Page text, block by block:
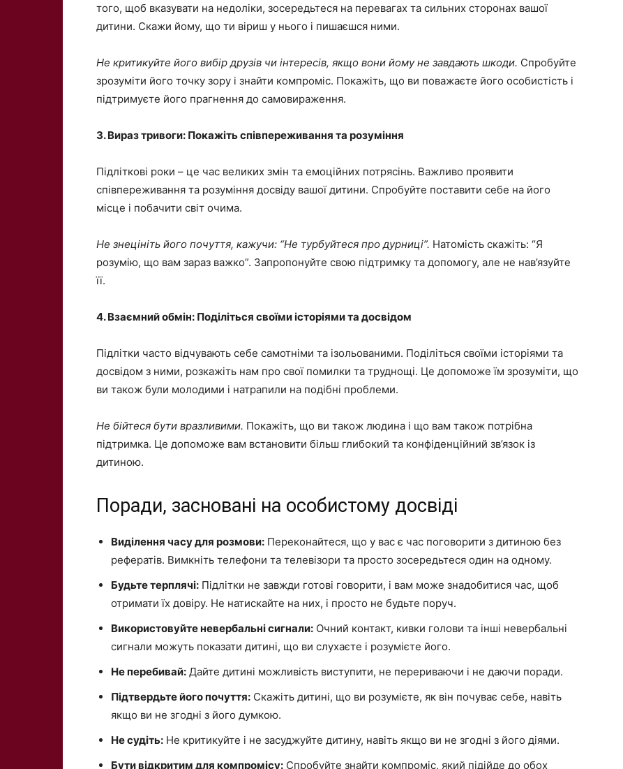
того, щоб вказувати на недоліки, зосередьтеся на перевагах та сильних сторонах вашої
дитини. Скажи йому, що ти віриш у нього і пишаєшся ними.
Не критикуйте його вибір друзів чи інтересів, якщо вони йому не завдають шкоди. Спробуйте
зрозуміти його точку зору і знайти компроміс. Покажіть, що ви поважаєте його особистість і
підтримуєте його прагнення до самовираження.
3. Вираз тривоги: Покажіть співпереживання та розуміння
Підліткові роки – це час великих змін та емоційних потрясінь. Важливо проявити
співпереживання та розуміння досвіду вашої дитини. Спробуйте поставити себе на його
місце і побачити світ очима.
Не знецініть його почуття, кажучи: “Не турбуйтеся про дурниці”. Натомість скажіть: “Я
розумію, що вам зараз важко”. Запропонуйте свою підтримку та допомогу, але не нав’язуйте
її.
4. Взаємний обмін: Поділіться своїми історіями та досвідом
Підлітки часто відчувають себе самотніми та ізольованими. Поділіться своїми історіями та
досвідом з ними, розкажіть нам про свої помилки та труднощі. Це допоможе їм зрозуміти, що
ви також були молодими і натрапили на подібні проблеми.
Не бійтеся бути вразливими. Покажіть, що ви також людина і що вам також потрібна
підтримка. Це допоможе вам встановити більш глибокий та конфіденційний зв’язок із
дитиною.
Поради, засновані на особистому досвіді
Виділення часу для розмови: Переконайтеся, що у вас є час поговорити з дитиною без
рефератів. Вимкніть телефони та телевізори та просто зосередьтеся один на одному.
Будьте терплячі: Підлітки не завжди готові говорити, і вам може знадобитися час, щоб
отримати їх довіру. Не натискайте на них, і просто не будьте поруч.
Використовуйте невербальні сигнали: Очний контакт, кивки голови та інші невербальні
сигнали можуть показати дитині, що ви слухаєте і розумієте його.
Не перебивай: Дайте дитині можливість виступити, не перериваючи і не даючи поради.
Підтвердьте його почуття: Скажіть дитині, що ви розумієте, як він почуває себе, навіть
якщо ви не згодні з його думкою.
Не судіть: Не критикуйте і не засуджуйте дитину, навіть якщо ви не згодні з його діями.
Бути відкритим для компромісу: Спробуйте знайти компроміс, який підійде до обох